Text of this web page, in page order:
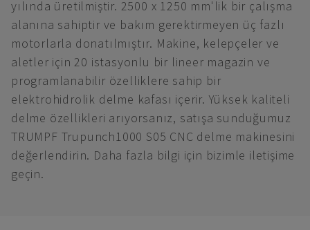
yılında üretilmiştir. 2500 x 1250 mm'lik bir çalışma
alanına sahiptir ve bakım gerektirmeyen üç fazlı
motorlarla donatılmıştır. Makine, kelepçeler ve
aletler için 20 istasyonlu bir lineer magazin ve
programlanabilir özelliklere sahip bir
elektrohidrolik delme kafası içerir. Yüksek kaliteli
delme özellikleri arıyorsanız, satışa sunduğumuz
TRUMPF Trupunch1000 S05 CNC delme makinesini
değerlendirin. Daha fazla bilgi için bizimle iletişime
geçin.